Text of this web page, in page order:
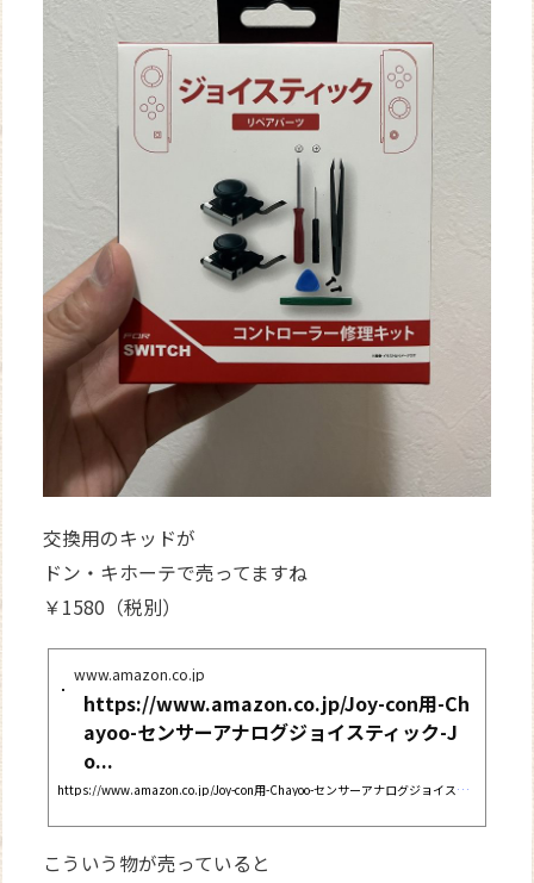
交換用のキッドが
ドン・キホーテで売ってますね
￥1580（税別）
www.amazon.co.jp
https://www.amazon.co.jp/Joy-con用-Ch
ayoo-センサーアナログジョイスティック-J
o...
https://www.amazon.co.jp/Joy-con用-Chayoo-センサーアナログジョイスティック-Joy-conスティック交換-ジョイコンスティック4個セット/dp/B08CRJMZKD/ref=sr_1_13?keywords=ジョイスティック+スイッチ&#038;qid=1649762092&#038;sr=8-13
こういう物が売っていると